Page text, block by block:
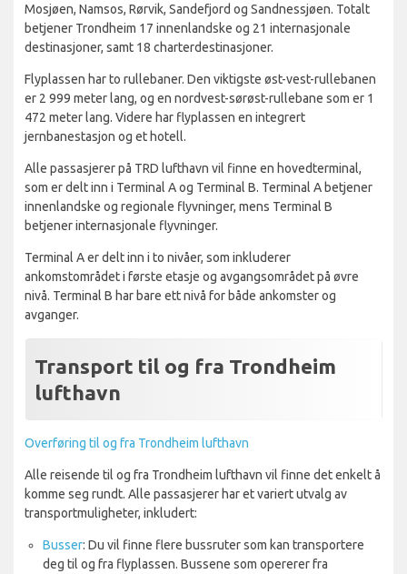
Mosjøen, Namsos, Rørvik, Sandefjord og Sandnessjøen. Totalt
betjener Trondheim 17 innenlandske og 21 internasjonale
destinasjoner, samt 18 charterdestinasjoner.
Flyplassen har to rullebaner. Den viktigste øst-vest-rullebanen
er 2 999 meter lang, og en nordvest-sørøst-rullebane som er 1
472 meter lang. Videre har flyplassen en integrert
jernbanestasjon og et hotell.
Alle passasjerer på TRD lufthavn vil finne en hovedterminal,
som er delt inn i Terminal A og Terminal B. Terminal A betjener
innenlandske og regionale flyvninger, mens Terminal B
betjener internasjonale flyvninger.
Terminal A er delt inn i to nivåer, som inkluderer
ankomstområdet i første etasje og avgangsområdet på øvre
nivå. Terminal B har bare ett nivå for både ankomster og
avganger.
Transport til og fra Trondheim
lufthavn
Overføring til og fra Trondheim lufthavn
Alle reisende til og fra Trondheim lufthavn vil finne det enkelt å
komme seg rundt. Alle passasjerer har et variert utvalg av
transportmuligheter, inkludert:
Busser: Du vil finne flere bussruter som kan transportere
deg til og fra flyplassen. Bussene som opererer fra